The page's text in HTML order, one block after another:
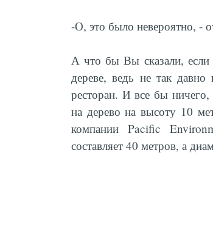
-О, это было невероятно, -
А что бы Вы сказали, если
дереве, ведь не так
ресторан. И все бы ничего,
на дерево на высоту 10
компании Pacific
составляет 40 метров, а